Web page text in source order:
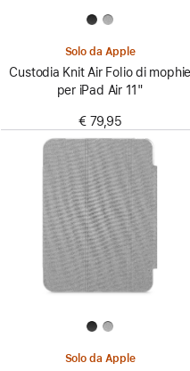
Solo da Apple
Custodia Knit Air Folio di mophie
per iPad Air 11"
€ 79,95
Solo da Apple